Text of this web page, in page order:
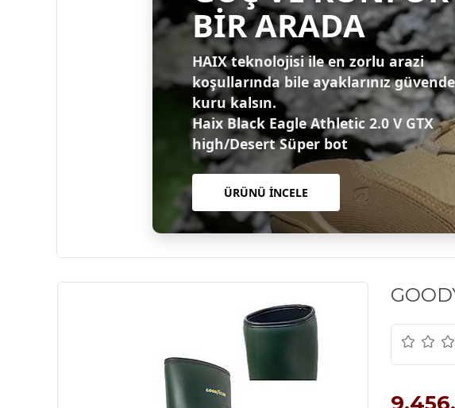
BİR ARADA
HAIX teknolojisi ile en zorlu arazi
koşullarında bile ayaklarınız
kuru kalsın.
Haix Black Eagle Athletic 2.0 V GTX
high/Desert Süper bot
ÜRÜNÜ İNCELE